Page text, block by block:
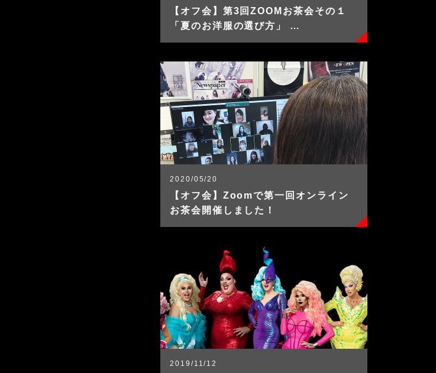
【オフ会】第3回ZOOMお茶会その１
「夏のお洋服の選び方」 …
2020/05/20
【オフ会】Zoomで第一回オンライン
お茶会開催しました！
2019/11/12